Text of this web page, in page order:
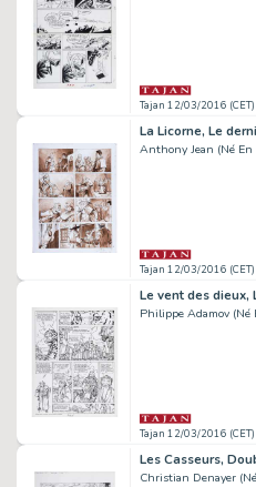
Tajan 12/03/2016 (CET)
Anthony Jean (Né En
Tajan 12/03/2016 (CET)
Le vent des dieux,
Philippe Adamov (Né
Tajan 12/03/2016 (CET)
Les Casseurs,
Christian Denayer